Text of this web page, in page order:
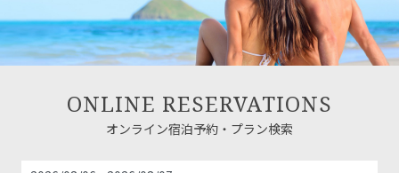
ONLINE RESERVATIONS
オンライン宿泊予約・プラン検索